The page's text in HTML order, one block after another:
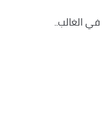
في الغالب..